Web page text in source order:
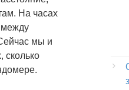
На часах
между
мы и
сколько